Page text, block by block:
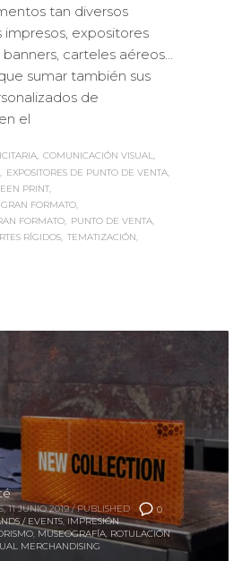
tan diversos
impresos, expositores
carteles aéreos…
sumar también sus
de
el
COMUNICACIÓN VISUAL
EXPOSITORES DE PUNTO DE VENTA
PRINT
FORMATO
FORMATO
PUNTO DE VENTA
RÍGIDOS TEMATIZACIÓN
0
11 JUNIO 2019 / PUBLISHED
/ EVENTS, IMPRESIÓN
, MUSEOGRAFÍA, ROTULACIÓN
MERCHANDISING